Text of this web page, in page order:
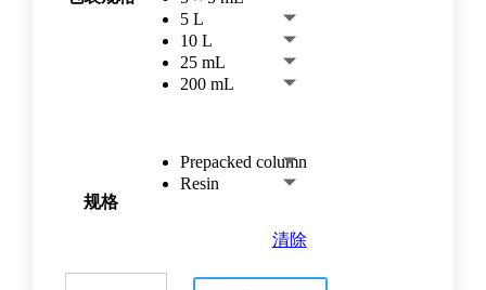
5 L
10 L
25 mL
200 mL
规格
Prepacked column
Resin
清除